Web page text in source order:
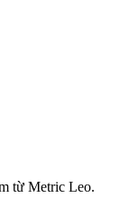
từ Metric Leo.